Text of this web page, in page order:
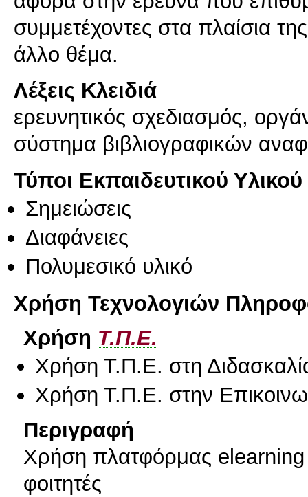
συμμετέχοντες στα πλαίσια
άλλο θέμα.
Λέξεις Κλειδιά
ερευνητικός σχεδιασμός,
σύστημα βιβλιογραφικών
Τύποι Εκπαιδευτικού Υλικού
Σημειώσεις
Διαφάνειες
Πολυμεσικό υλικό
Χρήση Τεχνολογιών
Χρήση Τ.Π.Ε.
Χρήση Τ.Π.Ε. στη
Χρήση Τ.Π.Ε. στην
Περιγραφή
Χρήση πλατφόρμας elearning
φοιτητές